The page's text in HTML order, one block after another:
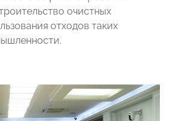
очистных
отходов таких